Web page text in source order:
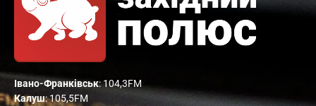
Івано-Франківськ: 104,3FM
Калуш: 105,5FM